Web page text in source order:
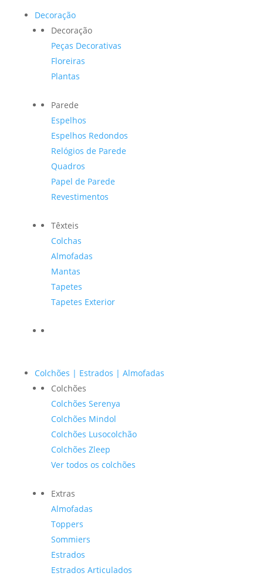
Decoração
Decoração
Peças Decorativas
Floreiras
Plantas
Parede
Espelhos
Espelhos Redondos
Relógios de Parede
Quadros
Papel de Parede
Revestimentos
Têxteis
Colchas
Almofadas
Mantas
Tapetes
Tapetes Exterior
Colchões | Estrados | Almofadas
Colchões
Colchões Serenya
Colchões Mindol
Colchões Lusocolchão
Colchões Zleep
Ver todos os colchões
Extras
Almofadas
Toppers
Sommiers
Estrados
Estrados Articulados